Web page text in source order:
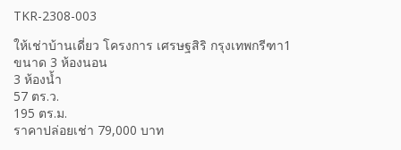
TKR-2308-003
ให้เช่าบ้านเดี่ยว โครงการ เศรษฐสิริ กรุงเทพกรีฑา1
ขนาด 3 ห้องนอน
3 ห้องน้ำ
57 ตร.ว.
195 ตร.ม.
ราคาปล่อยเช่า 79,000 บาท